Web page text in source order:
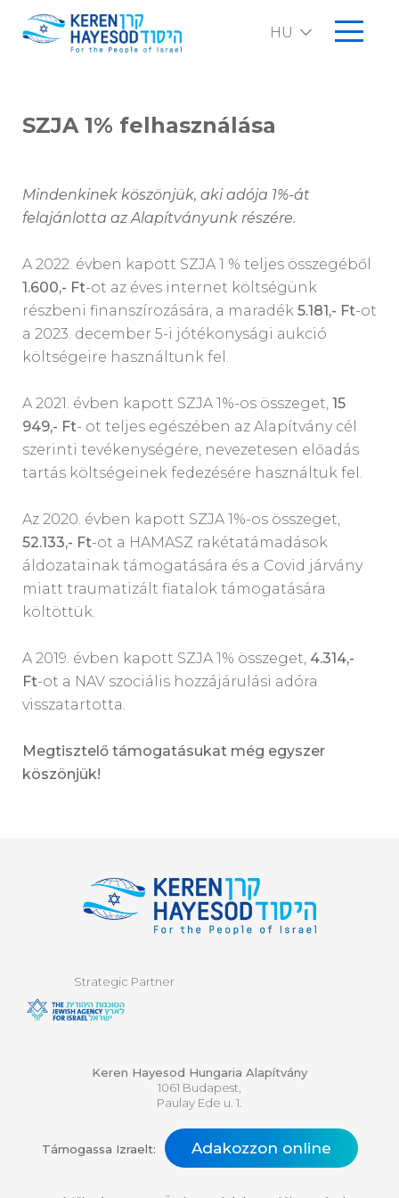
Rólunk
Események
Nemzetközi irodáink
Keren Hayesod Hungaria Alapítvány Beszámoló
Küldetésünk
Támogatóinknak adott speciális elismerések
Hová kerül a pénz
SZJA 1 % felhasználása
Tevékenységünk
HU
SZJA 1 % felhasználása
SZJA 1% felhasználása
Mindenkinek köszönjük, aki adója 1%-át
felajánlotta az Alapítványunk részére.
A 2022. évben kapott SZJA 1 % teljes összegéből
1.600,- Ft-ot az éves internet költségünk
részbeni finanszírozására, a maradék 5.181,- Ft-ot
a 2023. december 5-i jótékonysági aukció
költségeire használtunk fel.
A 2021. évben kapott SZJA 1%-os összeget, 15
949,- Ft- ot teljes egészében az Alapítvány cél
szerinti tevékenységére, nevezetesen előadás
tartás költségeinek fedezésére használtuk fel.
Az 2020. évben kapott SZJA 1%-os összeget,
52.133,- Ft-ot a HAMASZ rakétatámadások
áldozatainak támogatására és a Covid járvány
miatt traumatizált fiatalok támogatására
költöttük.
A 2019. évben kapott SZJA 1% összeget, 4.314,-
Ft-ot a NAV szociális hozzájárulási adóra
visszatartotta.
Megtisztelő támogatásukat még egyszer
köszönjük!
Strategic Partner
Keren Hayesod Hungaria Alapítvány
1061 Budapest,
Paulay Ede u. 1.
Támogassa Izraelt: Adakozzon online